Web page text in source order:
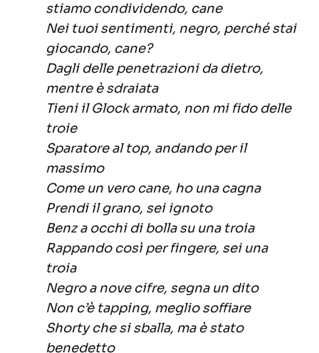
stiamo condividendo, cane
Nei tuoi sentimenti, negro, perché stai
giocando, cane?
Dagli delle penetrazioni da dietro,
mentre è sdraiata
Tieni il Glock armato, non mi fido delle
troie
Sparatore al top, andando per il
massimo
Come un vero cane, ho una cagna
Prendi il grano, sei ignoto
Benz a occhi di bolla su una troia
Rappando così per fingere, sei una
troia
Negro a nove cifre, segna un dito
Non c’è tapping, meglio soffiare
Shorty che si sballa, ma è stato
benedetto